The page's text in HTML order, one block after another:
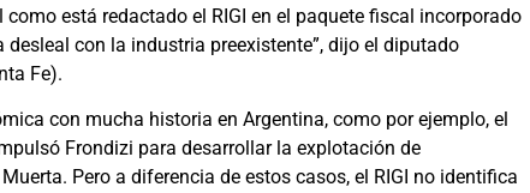
está redactado el RIGI en el paquete fiscal incorporado
con la industria preexistente”, dijo el diputado
Fe).
con mucha historia en Argentina, como por ejemplo, el
Frondizi para desarrollar la explotación de
Pero a diferencia de estos casos, el RIGI no identifica